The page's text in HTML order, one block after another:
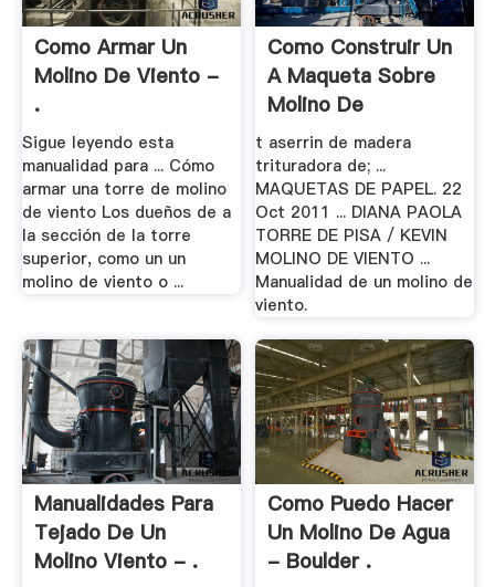
Como Armar Un
Molino De Viento -
.
Sigue leyendo esta
manualidad para ... Cómo
armar una torre de molino
de viento Los dueños de a
la sección de la torre
superior, como un un
molino de viento o ...
Como Construir Un
A Maqueta Sobre
Molino De
t aserrin de madera
trituradora de; ...
MAQUETAS DE PAPEL. 22
Oct 2011 ... DIANA PAOLA
TORRE DE PISA / KEVIN
MOLINO DE VIENTO ...
Manualidad de un molino de
viento.
Manualidades Para
Tejado De Un
Molino Viento - .
Como Puedo Hacer
Un Molino De Agua
- Boulder .